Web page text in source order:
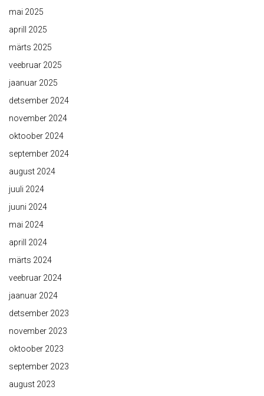
mai 2025
aprill 2025
märts 2025
veebruar 2025
jaanuar 2025
detsember 2024
november 2024
oktoober 2024
september 2024
august 2024
juuli 2024
juuni 2024
mai 2024
aprill 2024
märts 2024
veebruar 2024
jaanuar 2024
detsember 2023
november 2023
oktoober 2023
september 2023
august 2023